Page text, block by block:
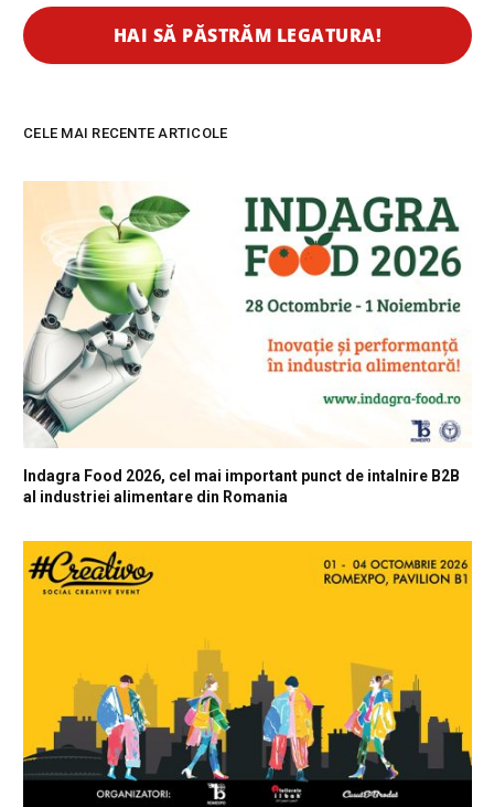
CELE MAI RECENTE ARTICOLE
Indagra Food 2026, cel mai important punct de intalnire B2B
al industriei alimentare din Romania